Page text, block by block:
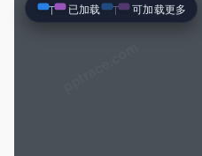
已加载 可加载更多